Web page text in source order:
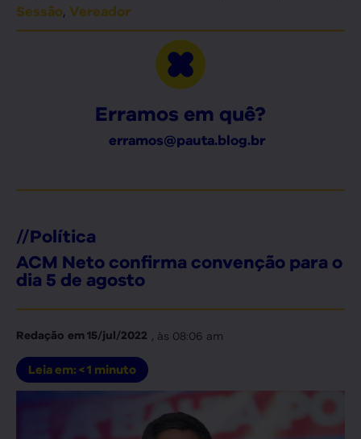
Sessão, Vereador
Erramos em quê?
erramos@pauta.blog.br
//Política
ACM Neto confirma convenção para o
dia 5 de agosto
Redação em15/jul/2022 , às 08:06 am
Leia em: < 1 minuto